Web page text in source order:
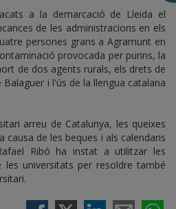
a la demarcació de Lleida el
de les administracions en els
persones grans a Agramunt en
provocada per purins, la
de dos agents rurals, els drets de
i l'ús de la llengua catalana
arreu de Catalunya, les queixes
de les beques i als calendaris
Ribó ha instat a utilitzar les
les universitats per resoldre també